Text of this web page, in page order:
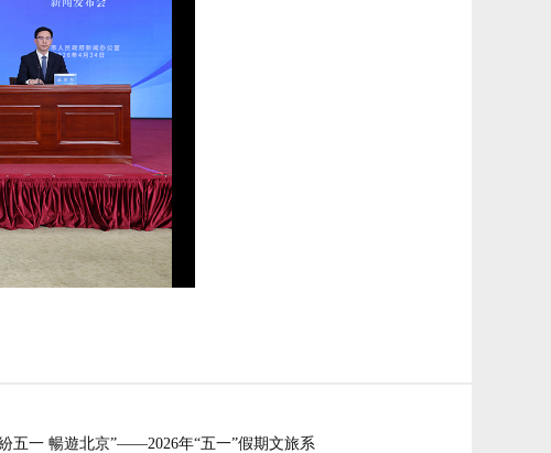
五一 暢遊北京”——2026年“五一”假期文旅系